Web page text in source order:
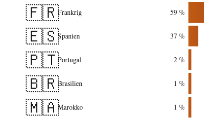
🇫🇷Frankrig 59 %
🇪🇸Spanien 37 %
🇵🇹Portugal 2 %
🇧🇷Brasilien 1 %
🇲🇦Marokko 1 %